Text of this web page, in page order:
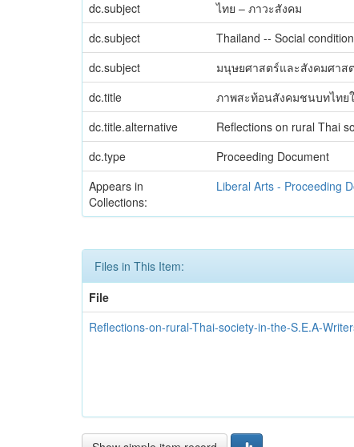
dc.subject
ไทย – ภาวะสังคม
dc.subject
Thailand -- Social
dc.subject
มนุษยศาสตร์และสังคมศาส
dc.title
ภาพสะท้อนสังคมชนบทไทย
dc.title.alternative
Reflections on rural Thai
dc.type
Proceeding Document
Appears in
Collections:
Liberal Arts - Proceeding
Files in This Item:
File
Reflections-on-rural-Thai-society-in-the-S.E.A-